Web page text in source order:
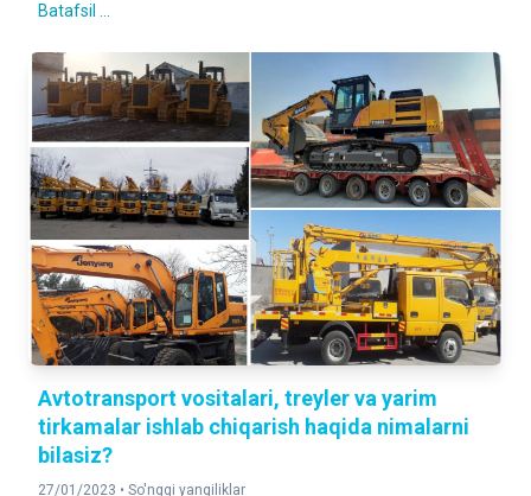
Batafsil ...
Avtotransport vositalari, treyler va yarim
tirkamalar ishlab chiqarish haqida nimalarni
bilasiz?
27/01/2023 • So'nggi yangiliklar